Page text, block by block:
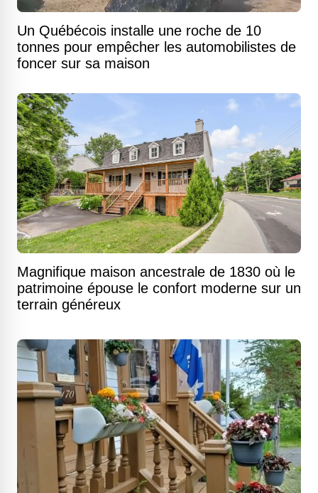
Un Québécois installe une roche de 10
tonnes pour empêcher les automobilistes de
foncer sur sa maison
Magnifique maison ancestrale de 1830 où le
patrimoine épouse le confort moderne sur un
terrain généreux